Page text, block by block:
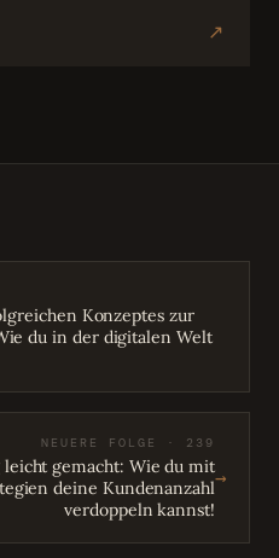
↗
Konzeptes zur
du in der digitalen Welt
NEUERE FOLGE · 239
gemacht: Wie du mit
deine Kundenanzahl
verdoppeln kannst!
→